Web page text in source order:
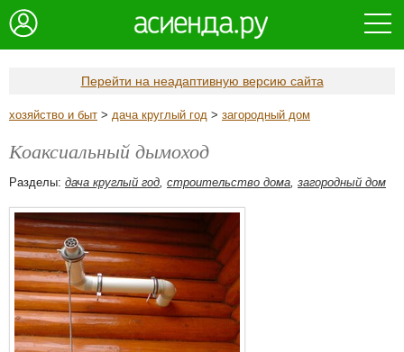
Перейти на неадаптивную версию сайта
хозяйство и быт > дача круглый год > загородный дом
Коаксиальный дымоход
Разделы: дача круглый год, строительство дома, загородный дом